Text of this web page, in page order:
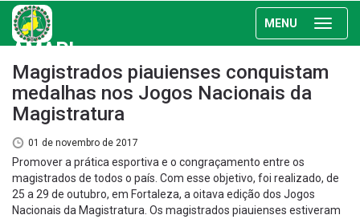
MENU
AMAPI
Magistrados piauienses conquistam
medalhas nos Jogos Nacionais da
Magistratura
01 de novembro de 2017
Promover a prática esportiva e o congraçamento entre os
magistrados de todos o país. Com esse objetivo, foi realizado, de
25 a 29 de outubro, em Fortaleza, a oitava edição dos Jogos
Nacionais da Magistratura. Os magistrados piauienses estiveram